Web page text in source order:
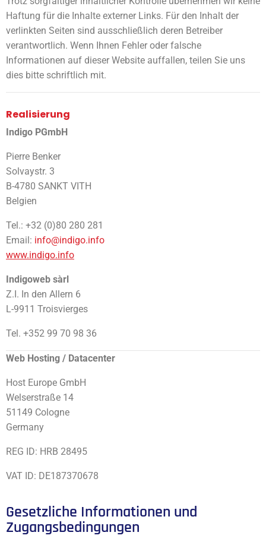
Haftung für die Inhalte externer Links. Für den Inhalt der
verlinkten Seiten sind ausschließlich deren Betreiber
verantwortlich. Wenn Ihnen Fehler oder falsche
Informationen auf dieser Website auffallen, teilen Sie uns
dies bitte schriftlich mit.
Realisierung
Indigo PGmbH
Pierre Benker
Solvaystr. 3
B-4780 SANKT VITH
Belgien
Tel.: +32 (0)80 280 281
Email: info@indigo.info
www.indigo.info
Indigoweb sàrl
Z.I. In den Allern 6
L-9911 Troisvierges
Tel. +352 99 70 98 36
Web Hosting / Datacenter
Host Europe GmbH
Welserstraße 14
51149 Cologne
Germany
REG ID: HRB 28495
VAT ID: DE187370678
Gesetzliche Informationen und
Zugangsbedingungen